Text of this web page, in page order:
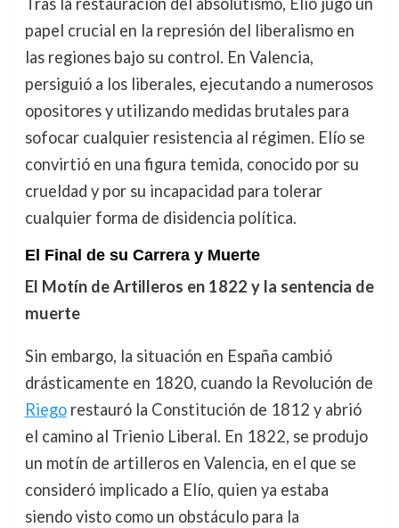
papel crucial en la represión del liberalismo en
las regiones bajo su control. En Valencia,
persiguió a los liberales, ejecutando a numerosos
opositores y utilizando medidas brutales para
sofocar cualquier resistencia al régimen. Elío se
convirtió en una figura temida, conocido por su
crueldad y por su incapacidad para tolerar
cualquier forma de disidencia política.
El Final de su Carrera y Muerte
El Motín de Artilleros en 1822 y la sentencia de
muerte
Sin embargo, la situación en España cambió
drásticamente en 1820, cuando la Revolución de
Riegorestauró la Constitución de 1812 y abrió
el camino al Trienio Liberal. En 1822, se produjo
un motín de artilleros en Valencia, en el que se
consideró implicado a Elío, quien ya estaba
siendo visto como un obstáculo para la